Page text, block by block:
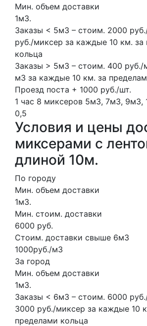
Мин. объем доставки
1м3.
Заказы < 5м3 – стоим. 2000
руб./миксер за каждые 10 км. за
кольца
Заказы > 5м3 – стоим. 400 руб./
м3 за каждые 10 км. за
Проезд поста + 1000 руб./шт.
1 час 8 миксеров 5м3, 7м3, 9м3,
0,5
Условия и цены
миксерами с
длиной 10м.
По городу
Мин. объем доставки
1м3.
Мин. стоим. доставки
6000 руб.
Стоим. доставки свыше 6м3
1000руб./м3
За город
Мин. объем доставки
1м3.
Заказы < 6м3 – стоим. 6000
3000 руб./миксер за каждые 10
пределами кольца